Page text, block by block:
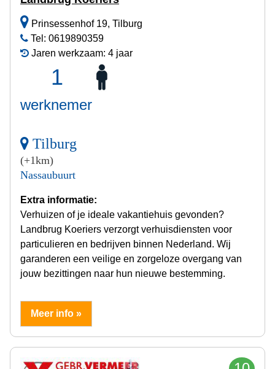
Prinsessenhof 19, Tilburg
Tel: 0619890359
Jaren werkzaam: 4 jaar
1
werknemer
Tilburg
(+1km)
Nassaubuurt
Extra informatie:
Verhuizen of je ideale vakantiehuis gevonden?
Landbrug Koeriers verzorgt verhuisdiensten voor
particulieren en bedrijven binnen Nederland. Wij
garanderen een veilige en zorgeloze overgang van
jouw bezittingen naar hun nieuwe bestemming.
Meer info »